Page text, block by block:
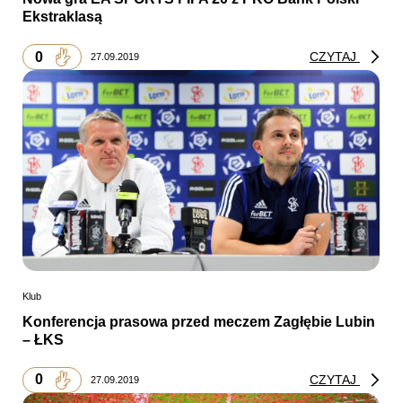
Ekstraklasą
0 27.09.2019 CZYTAJ
Klub
Konferencja prasowa przed meczem Zagłębie Lubin
– ŁKS
0 27.09.2019 CZYTAJ